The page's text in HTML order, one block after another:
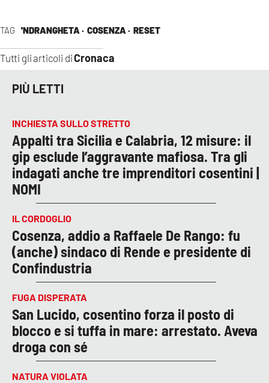
TAG 'NDRANGHETA · COSENZA · RESET
Tutti gli articoli diCronaca
PIÙ LETTI
INCHIESTA SULLO STRETTO
Appalti tra Sicilia e Calabria, 12 misure: il
gip esclude l’aggravante mafiosa. Tra gli
indagati anche tre imprenditori cosentini |
NOMI
IL CORDOGLIO
Cosenza, addio a Raffaele De Rango: fu
(anche) sindaco di Rende e presidente di
Confindustria
FUGA DISPERATA
San Lucido, cosentino forza il posto di
blocco e si tuffa in mare: arrestato. Aveva
droga con sé
NATURA VIOLATA